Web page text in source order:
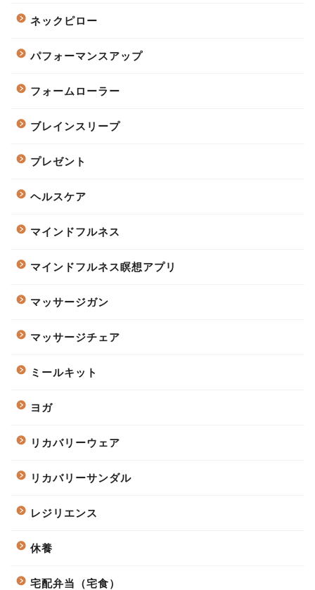
ネックピロー
パフォーマンスアップ
フォームローラー
ブレインスリープ
プレゼント
ヘルスケア
マインドフルネス
マインドフルネス瞑想アプリ
マッサージガン
マッサージチェア
ミールキット
ヨガ
リカバリーウェア
リカバリーサンダル
レジリエンス
休養
宅配弁当（宅食）